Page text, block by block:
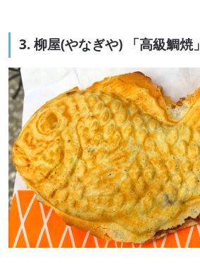
3. 柳屋(やなぎや) 「高級鯛焼」